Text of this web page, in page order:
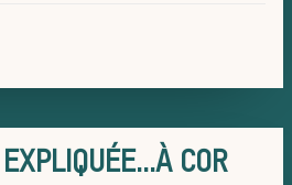
COR